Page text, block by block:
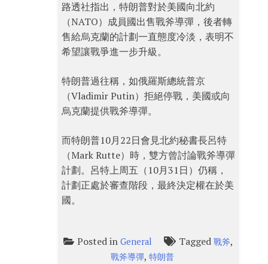
路透社指出，特朗普對於美國向北約
（NATO）成員國出售戰斧導彈，後者轉
售給烏克蘭的計劃一直態度冷淡，表明不
希望讓戰爭進一步升級。
特朗普過往稱，如俄羅斯總統普京
（Vladimir Putin）拒絕停戰，美國或向
烏克蘭提供戰斧導彈。
而特朗普10月22日會見北約秘書長呂特
（Mark Rutte）時，雙方曾討論戰斧導彈
計劃。呂特上周五（10月31日）仍稱，
計劃正處於審查階段，最終決定權在於美
國。
Posted inGeneral Tagged戰斧,
戰斧導彈,特朗普